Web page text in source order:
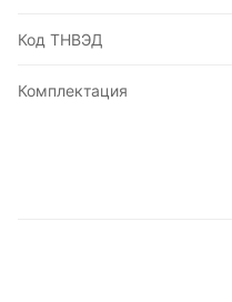
Код ТНВЭД
Комплектация